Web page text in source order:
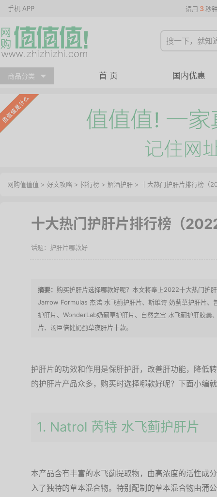
手机 APP 请用 3 秒
商品分类 首 页 国内优惠
网购值值值 > 好文攻略 > 排行榜 > 解酒护肝 > 十大热门护肝片排行榜（
十大热门护肝片排行榜（
护肝片哪款好
购买护肝片选择哪款好呢？本文将奉上2022十大热门护
Jarrow Formulas 杰诺 水飞蓟护肝片、斯维诗 奶蓟草护肝片、
护肝片、WonderLab奶蓟草护肝片、自然之宝 水飞蓟护肝胶囊
片、汤臣倍健奶蓟草夜肝片十款。
护肝片的功效和作用是保肝护肝，改善肝功能，降低
的护肝片产品众多，购买时选择哪款好呢？下面小编
1. Natrol 芮特 水飞蓟护肝片
本产品含有丰富的水飞蓟提取物，由高浓度的活性成
入了独特的草本混合物。特别配制的草本混合物由蒲